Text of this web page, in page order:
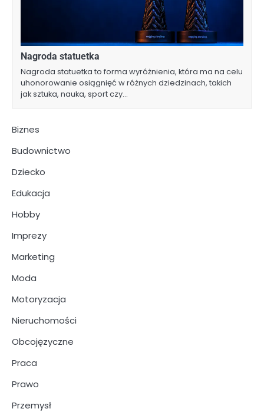
Nagroda statuetka
Nagroda statuetka to forma wyróżnienia, która ma na celu
uhonorowanie osiągnięć w różnych dziedzinach, takich
jak sztuka, nauka, sport czy…
Biznes
Budownictwo
Dziecko
Edukacja
Hobby
Imprezy
Marketing
Moda
Motoryzacja
Nieruchomości
Obcojęzyczne
Praca
Prawo
Przemysł